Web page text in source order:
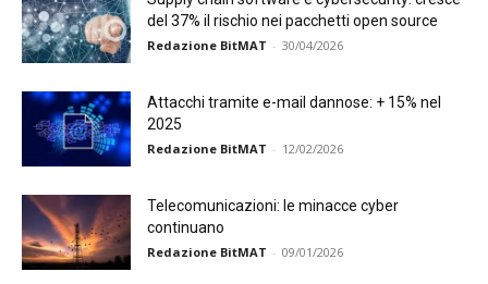
del 37% il rischio nei pacchetti open source
Redazione BitMAT - 30/04/2026
Attacchi tramite e-mail dannose: + 15% nel
2025
Redazione BitMAT - 12/02/2026
Telecomunicazioni: le minacce cyber
continuano
Redazione BitMAT - 09/01/2026